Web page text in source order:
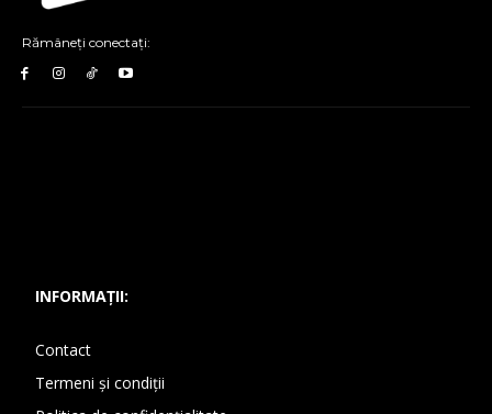
Rămâneți conectați:
INFORMAȚII:
Contact
Termeni și condiții